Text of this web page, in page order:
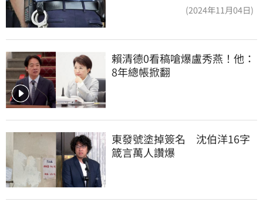
(2024年11月04日)
賴清德0看稿嗆爆盧秀燕！他：
8年總帳掀翻
東發號塗掉簽名　沈伯洋16字
箴言萬人讚爆